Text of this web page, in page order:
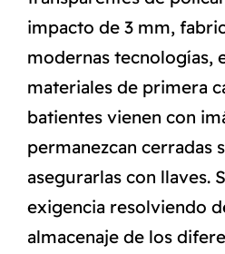
impacto de 3 mm,
modernas tecnologías,
materiales de primera
batientes vienen con
permanezcan cerradas
asegurarlas con llaves.
exigencia resolviendo
almacenaje de los